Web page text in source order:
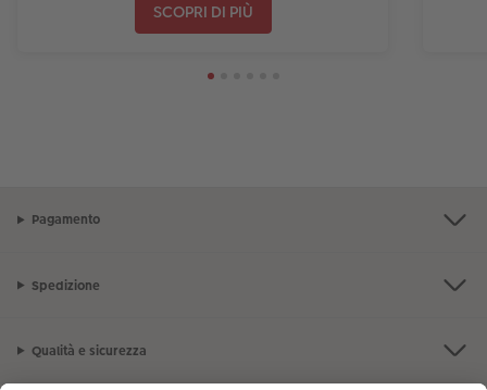
SCOPRI DI PIÙ
Pagamento
Spedizione
Qualità e sicurezza